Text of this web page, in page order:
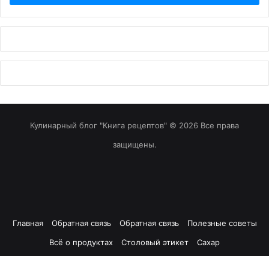
Кулинарный блог "Книга рецептов" © 2026 Все права
защищены.
Главная Обратная связь Обратная связь
Полезные советы
Всё о продуктах
Столовый этикет Сахар